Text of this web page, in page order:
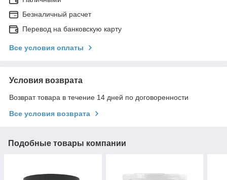
Безналичный расчет
Перевод на банковскую карту
Все условия оплаты
Условия возврата
Возврат товара в течение 14 дней по договоренности
Все условия возврата
Подобные товары компании